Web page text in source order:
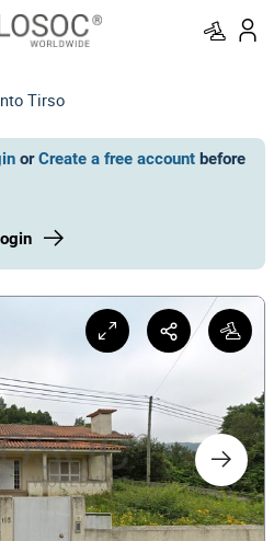
Tirso
or Create a free account before